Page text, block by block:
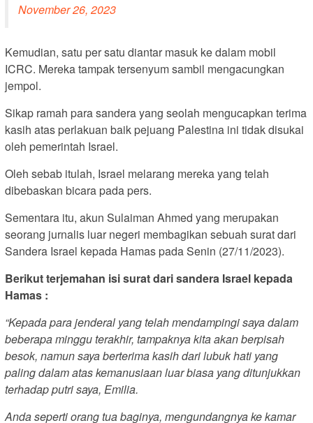
November 26, 2023
Kemudian, satu per satu diantar masuk ke dalam mobil
ICRC. Mereka tampak tersenyum sambil mengacungkan
jempol.
Sikap ramah para sandera yang seolah mengucapkan terima
kasih atas perlakuan baik pejuang Palestina ini tidak disukai
oleh pemerintah Israel.
Oleh sebab itulah, Israel melarang mereka yang telah
dibebaskan bicara pada pers.
Sementara itu, akun Sulaiman Ahmed yang merupakan
seorang jurnalis luar negeri membagikan sebuah surat dari
Sandera Israel kepada Hamas pada Senin (27/11/2023).
Berikut terjemahan isi surat dari sandera Israel kepada
Hamas :
“Kepada para jenderal yang telah mendampingi saya dalam
beberapa minggu terakhir, tampaknya kita akan berpisah
besok, namun saya berterima kasih dari lubuk hati yang
paling dalam atas kemanusiaan luar biasa yang ditunjukkan
terhadap putri saya, Emilia.
Anda seperti orang tua baginya, mengundangnya ke kamar